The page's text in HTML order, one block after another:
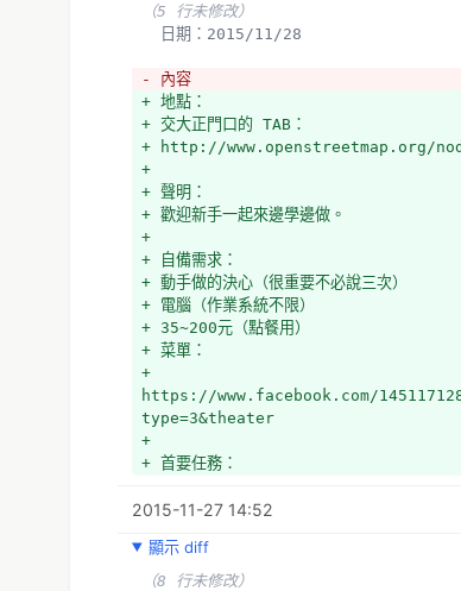
（5 行未修改）
  日期：2015/11/28
- 內容
+ 地點：
+ 交大正門口的 TAB：
+ http://www.openstreetmap.org/
+
+ 聲明：
+ 歡迎新手一起來邊學邊做。
+
+ 自備需求：
+ 動手做的決心（很重要不必說三次）
+ 電腦（作業系統不限）
+ 35~200元（點餐用）
+ 菜單：
+
https://www.facebook.com/
type=3&theater
+
+ 首要任務：
+ 將新竹地區已有 wiki 條目的圖徵加上
+ 次要任務：
+ 地方避難地圖資料編輯
2015-11-27 14:52
顯示 diff
（8 行未修改）